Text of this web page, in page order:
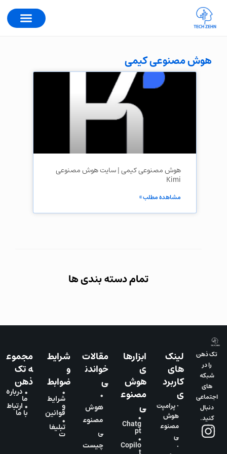
هوش مصنوعی کیمی
هوش مصنوعی کیمی | سایت هوش مصنوعی
Kimi
مشاهده مطلب »
تمام دسته بندی ها
تک ذهن
را در
شبکه
های
اجتماعی
دنبال
کنید.
لینک
های
کاربرد
ی
• پرامپت
هوش
مصنوع
ی
•
ابزارها
ی
هوش
مصنوع
ی
•
Chatg
pt
•
Copilo
مقالات
خواندن
ی
•
هوش
مصنوع
ی
چیست
شرایط
و
ضوابط
•
شرایط
و
قوانین
•
تبلیغا
ت
مجموع
ه تک
ذهن
• درباره
ما
• ارتباط
با ما